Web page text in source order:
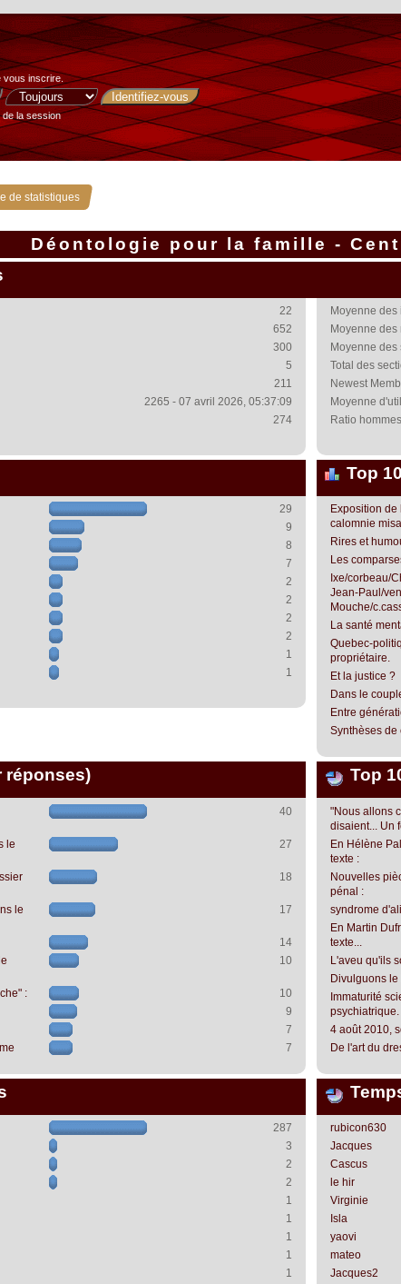
vous inscrire.
de la session
de statistiques
Déontologie pour la famille -
22
652
300
5
211
2265 - 07 avril 2026, 05:37:09
274
Moyenne des
Moyenne des
Moyenne des
Total des
Newest
Moyenne
Ratio
29
9
8
7
2
2
2
2
1
1
Top
Exposition
calomnie
Rires et
Les
Ixe/corbeau/
Jean-Paul/
Mouche/
La santé
Quebec-
propriétaire.
Et la justice ?
Dans le
Entre
Synthèses de
réponses)
40
le
27
18
le
17
14
10
:
10
9
7
7
Top
"Nous allons
disaient... Un
En Hélène
texte :
Nouvelles
pénal :
syndrome
En Martin
texte...
L'aveu qu'ils
Divulguons le
Immaturité
psychiatrique.
4 août 2010,
De l'art du
287
3
2
2
1
1
1
1
1
rubicon630
Jacques
Cascus
le hir
Virginie
Isla
yaovi
mateo
Jacques2